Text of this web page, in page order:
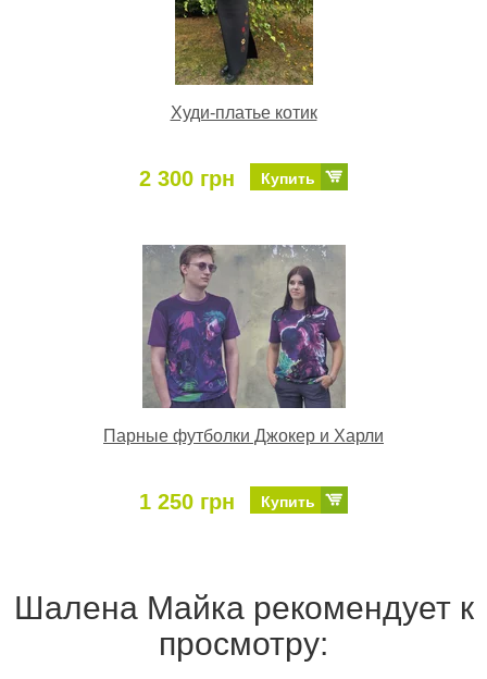
Худи-платье котик
2 300 грн Купить
Парные футболки Джокер и Харли
1 250 грн Купить
Шалена Майка рекомендует к
просмотру: